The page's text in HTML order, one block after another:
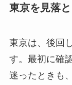
東京を見落
東京は、後回
す。最初に確
迷ったときも